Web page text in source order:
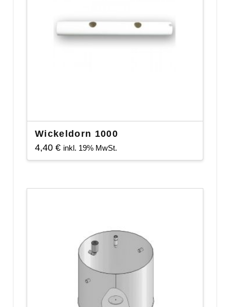
Wickeldorn 1000
4,40 € inkl. 19% MwSt.